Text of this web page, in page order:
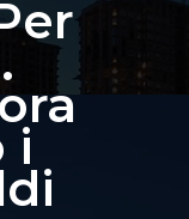
i